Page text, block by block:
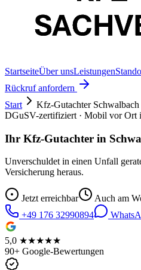
StartseiteÜber unsLeistungen
Rückruf anfordern
Start
Kfz-Gutachter
DGuSV-zertifiziert · Mobil vor Ort
Ihr Kfz-Gutachter in
Unverschuldet in einen Unfall
Versicherung heraus.
Jetzt erreichbar Auch am
+49 176 32990894
5,0 ★★★★★
90+ Google-Bewertungen